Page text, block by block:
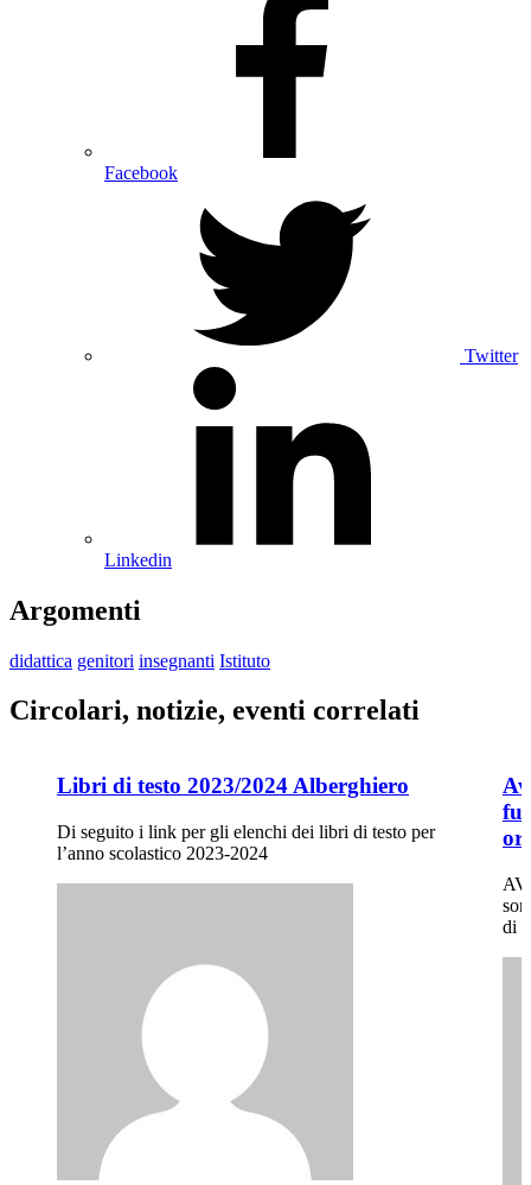
Facebook
Twitter
Linkedin
Argomenti
didattica genitori insegnanti Istituto
Circolari, notizie, eventi correlati
Libri di testo 2023/2024 Alberghiero
Di seguito i link per gli elenchi dei libri di testo per
l’anno scolastico 2023-2024
di